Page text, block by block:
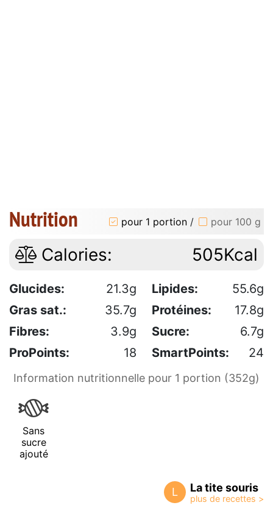
Nutrition pour 1 portion / pour 100 g
Calories: 505Kcal
Glucides: 21.3g Lipides:
55.6g
Gras sat.:
35.7g Protéines:
17.8g
Fibres:
3.9g Sucre:
6.7g
ProPoints:
18 SmartPoints: 24
Information nutritionnelle pour 1 portion (352g)
Sans
sucre
ajouté
L La tite souris